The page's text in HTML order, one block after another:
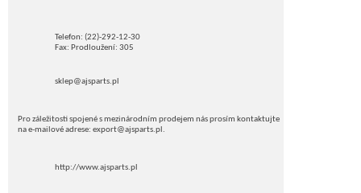
Telefon: (22)-292-12-30
Fax: Prodloužení: 305
sklep@ajsparts.pl
Pro záležitosti spojené s mezinárodním prodejem nás prosím kontaktujte
na e-mailové adrese: export@ajsparts.pl.
http://www.ajsparts.pl